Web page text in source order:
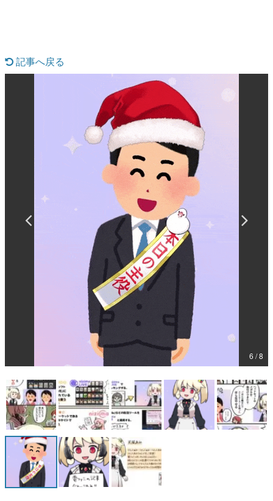
なんでゲームは面白い？
ゲーム開発者・hamatsu氏がゲームの魅力を画面や操作の
具体的な形から解き明かしていく、硬派で骨太な評論連載
です。
ゲームが変えた日本語
「経験値」「裏技」「ラスボス」… ゲームにまつわる言葉
の起源や用法の変遷を、コンピューター文化史研究家・タ
イニーP氏が徹底調査。
カテゴリ
特集記事
電ファミニコゲーマーとは？
運営：株式会社マレ
記事へ戻る
6 / 8